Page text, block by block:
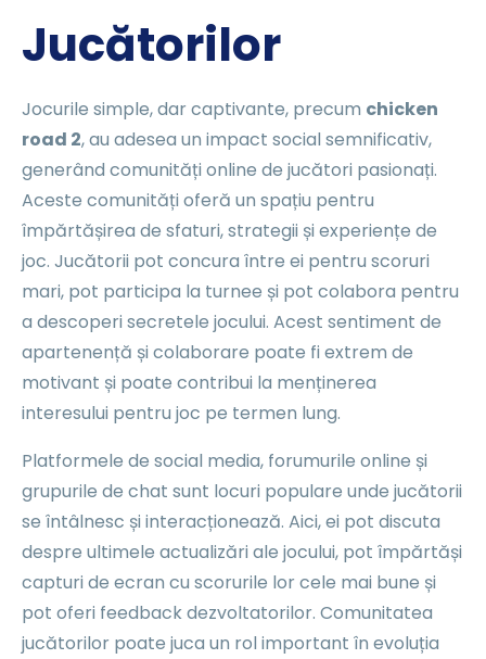
Jucătorilor
Jocurile simple, dar captivante, precum chicken
road 2, au adesea un impact social semnificativ,
generând comunități online de jucători pasionați.
Aceste comunități oferă un spațiu pentru
împărtășirea de sfaturi, strategii și experiențe de
joc. Jucătorii pot concura între ei pentru scoruri
mari, pot participa la turnee și pot colabora pentru
a descoperi secretele jocului. Acest sentiment de
apartenență și colaborare poate fi extrem de
motivant și poate contribui la menținerea
interesului pentru joc pe termen lung.
Platformele de social media, forumurile online și
grupurile de chat sunt locuri populare unde jucătorii
se întâlnesc și interacționează. Aici, ei pot discuta
despre ultimele actualizări ale jocului, pot împărtăși
capturi de ecran cu scorurile lor cele mai bune și
pot oferi feedback dezvoltatorilor. Comunitatea
jucătorilor poate juca un rol important în evoluția